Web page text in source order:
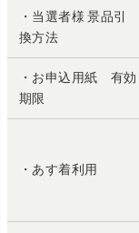
・当選者様 景品引
換方法
・お申込用紙 有効
期限
・あす着利用